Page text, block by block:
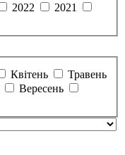
2022
2021
Квітень
Травень
Вересень